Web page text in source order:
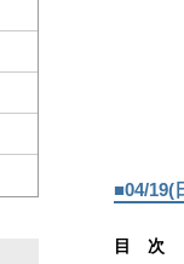
■04/19(
目 次